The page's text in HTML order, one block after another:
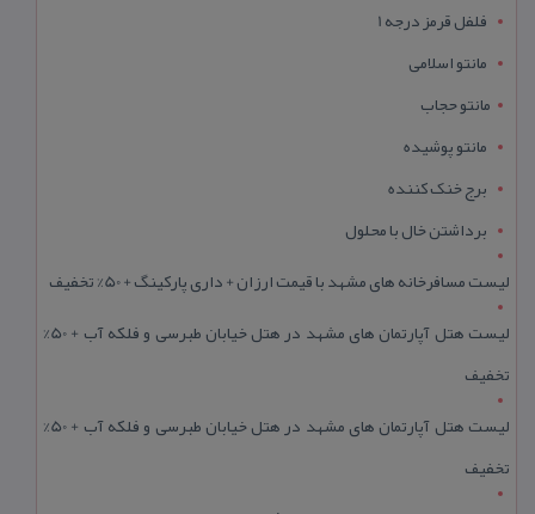
فلفل قرمز درجه 1
مانتو اسلامی
مانتو حجاب
مانتو پوشیده
برج خنک کننده
برداشتن خال با محلول
لیست مسافرخانه های مشهد با قیمت ارزان + داری پارکینگ + 50% تخفیف
لیست هتل آپارتمان های مشهد در هتل خیابان طبرسی و فلکه آب + 50%
تخفیف
لیست هتل آپارتمان های مشهد در هتل خیابان طبرسی و فلکه آب + 50%
تخفیف